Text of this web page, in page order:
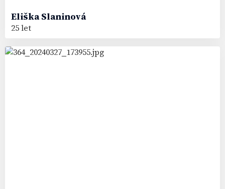
EliškaSlaninová
25 let
43